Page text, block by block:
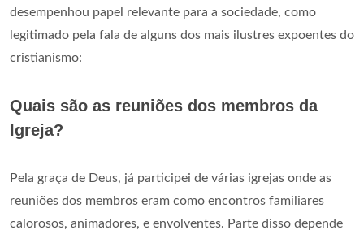
desempenhou papel relevante para a sociedade, como
legitimado pela fala de alguns dos mais ilustres expoentes do
cristianismo:
Quais são as reuniões dos membros da
Igreja?
Pela graça de Deus, já participei de várias igrejas onde as
reuniões dos membros eram como encontros familiares
calorosos, animadores, e envolventes. Parte disso depende